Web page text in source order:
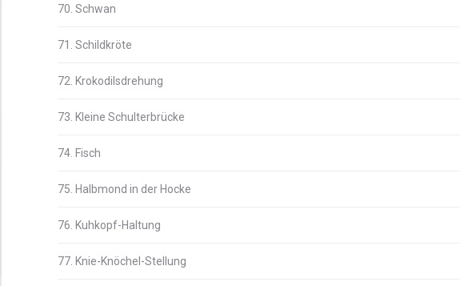
70. Schwan
71. Schildkröte
72. Krokodilsdrehung
73. Kleine Schulterbrücke
74. Fisch
75. Halbmond in der Hocke
76. Kuhkopf-Haltung
77. Knie-Knöchel-Stellung